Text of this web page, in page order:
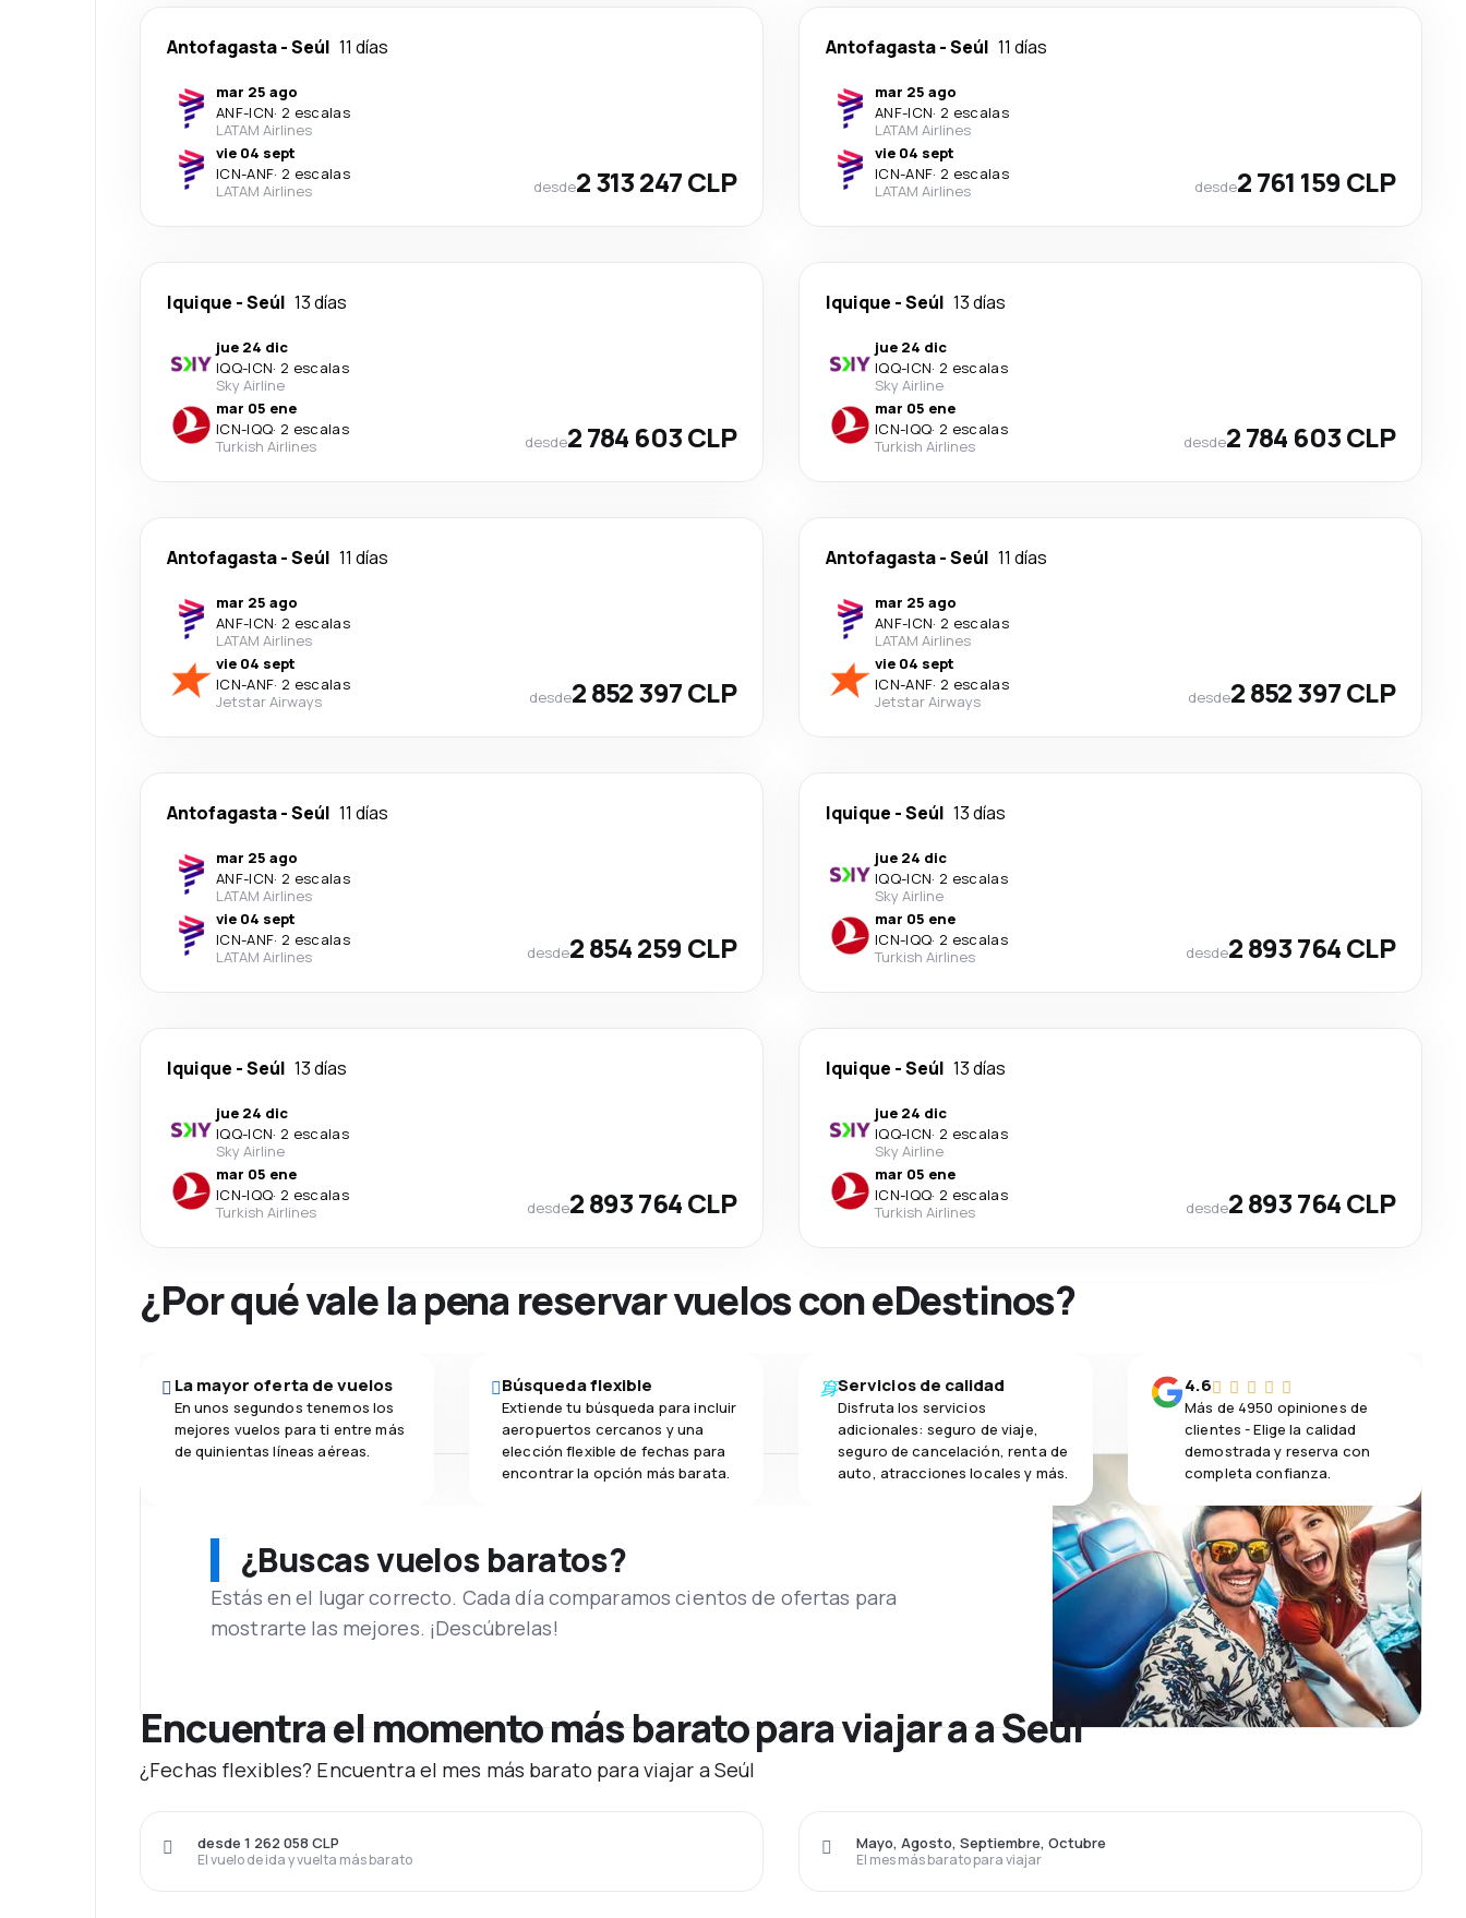
Antofagasta-Seúl 11 días
mar 25 ago
ANF-ICN· 2 escalas
LATAM Airlines
vie 04 sept
ICN-ANF· 2 escalas
LATAM Airlines
desde2 313 247 CLP
Antofagasta-Seúl 11 días
mar 25 ago
ANF-ICN· 2 escalas
LATAM Airlines
vie 04 sept
ICN-ANF· 2 escalas
LATAM Airlines
desde2 761 159 CLP
Iquique -Seúl 13 días
jue 24 dic
IQQ-ICN· 2 escalas
Sky Airline
mar 05 ene
ICN-IQQ· 2 escalas
Turkish Airlines
desde2 784 603 CLP
Iquique -Seúl 13 días
jue 24 dic
IQQ-ICN· 2 escalas
Sky Airline
mar 05 ene
ICN-IQQ· 2 escalas
Turkish Airlines
desde2 784 603 CLP
Antofagasta-Seúl 11 días
mar 25 ago
ANF-ICN· 2 escalas
LATAM Airlines
vie 04 sept
ICN-ANF· 2 escalas
Jetstar Airways
desde2 852 397 CLP
Antofagasta-Seúl 11 días
mar 25 ago
ANF-ICN· 2 escalas
LATAM Airlines
vie 04 sept
ICN-ANF· 2 escalas
Jetstar Airways
desde2 852 397 CLP
Antofagasta-Seúl 11 días
mar 25 ago
ANF-ICN· 2 escalas
LATAM Airlines
vie 04 sept
ICN-ANF· 2 escalas
LATAM Airlines
desde2 854 259 CLP
Iquique -Seúl 13 días
jue 24 dic
IQQ-ICN· 2 escalas
Sky Airline
mar 05 ene
ICN-IQQ· 2 escalas
Turkish Airlines
desde2 893 764 CLP
Iquique -Seúl 13 días
jue 24 dic
IQQ-ICN· 2 escalas
Sky Airline
mar 05 ene
ICN-IQQ· 2 escalas
Turkish Airlines
desde2 893 764 CLP
Iquique -Seúl 13 días
jue 24 dic
IQQ-ICN· 2 escalas
Sky Airline
mar 05 ene
ICN-IQQ· 2 escalas
Turkish Airlines
desde2 893 764 CLP
¿Por qué vale la pena reservar vuelos con eDestinos?
La mayor oferta de vuelos
En unos segundos tenemos los
mejores vuelos para ti entre más
de quinientas líneas aéreas.
Búsqueda flexible
Extiende tu búsqueda para incluir
aeropuertos cercanos y una
elección flexible de fechas para
encontrar la opción más barata.
Servicios de calidad
Disfruta los servicios
adicionales: seguro de viaje,
seguro de cancelación, renta de
auto, atracciones locales y más.
4.6
Más de 4950 opiniones de
clientes - Elige la calidad
demostrada y reserva con
completa confianza.
¿Buscas vuelos baratos?
Estás en el lugar correcto. Cada día comparamos cientos de ofertas para
mostrarte las mejores. ¡Descúbrelas!
Encuentra el momento más barato para viajar a a Seúl
¿Fechas flexibles? Encuentra el mes más barato para viajar a Seúl
El vuelo de ida y vuelta más barato
desde 1 262 058 CLP
El mes más barato para viajar
Mayo, Agosto, Septiembre, Octubre